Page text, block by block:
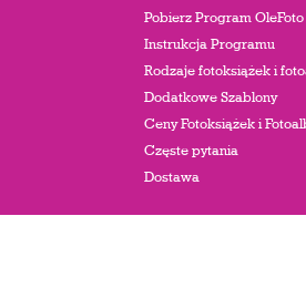
Pobierz Program OleFoto
Instrukcja Programu
Rodzaje fotoksiążek i
Dodatkowe Szablony
Ceny Fotoksiążek i
Częste pytania
Dostawa